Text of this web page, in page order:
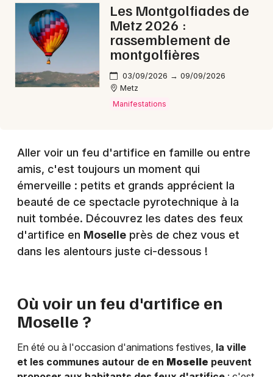
Les Montgolfiades de
Metz 2026 :
rassemblement de
montgolfières
03/09/2026 → 09/09/2026
Metz
Manifestations
Aller voir un feu d'artifice en famille ou entre
amis, c'est toujours un moment qui
émerveille : petits et grands apprécient la
beauté de ce spectacle pyrotechnique à la
nuit tombée. Découvrez les dates des feux
d'artifice en Moselle près de chez vous et
dans les alentours juste ci-dessous !
Où voir un feu d'artifice en
Moselle ?
En été ou à l'occasion d'animations festives, la ville
et les communes autour de en Moselle peuvent